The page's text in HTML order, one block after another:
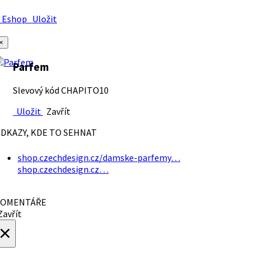
Uložit
Parfem
Slevový kód CHAPITO10
Uložit Zavřít
KDE TO SEHNAT
shop.czechdesign.cz/damske-parfemy…
shop.czechdesign.cz…